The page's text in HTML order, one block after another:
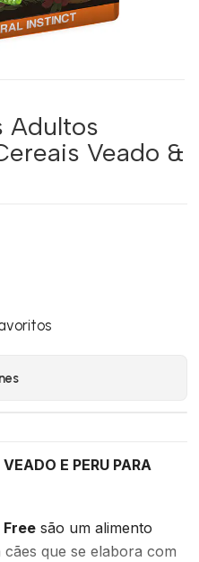
Adultos
Veado &
E PERU PARA
são um alimento
que se elabora com